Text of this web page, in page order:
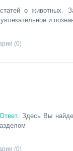
о животных.
и
(0)
. Здесь Вы
(0)